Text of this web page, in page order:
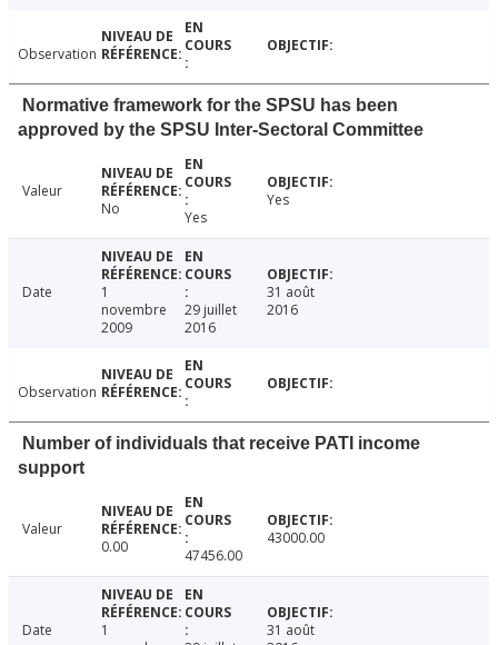
Observation
Normative framework for the SPSU has been
approved by the SPSU Inter-Sectoral Committee
Valeur
No
Yes
Yes
Date
1
novembre
2009
29 juillet
2016
31 août
2016
Observation
Number of individuals that receive PATI income
support
Valeur
0.00
47456.00
43000.00
Date
1
31 août